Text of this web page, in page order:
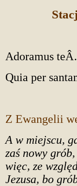
Adoramus
Quia per
Z Ewangelii
A w miejscu,
zaś nowy
więc, ze
Jezusa, bo